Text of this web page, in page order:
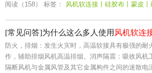
阅读（158） 标签： 风机软连接丨硅胶布丨蒙皮
[常见问答]为什么这么多人使用 风机软连
防火，排烟：发生火灾时，高温软接具有极强的
作，辅助排烟风机高温排烟。消声隔震：吸收风
隔断风机与金属风管及其它金属构件之间的迷散